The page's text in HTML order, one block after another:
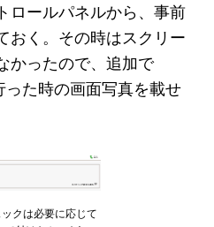
ロールパネルから、事前
おく。その時はスクリー
かったので、追加で
た時の画面写真を載せ
クは必要に応じて